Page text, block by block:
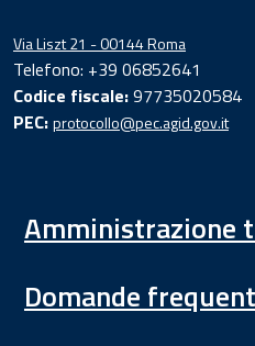
Via Liszt 21 - 00144 Roma
Telefono: +39 06852641
Codice fiscale:97735020584
PEC:protocollo@pec.agid.gov.it
Amministrazione
Domande